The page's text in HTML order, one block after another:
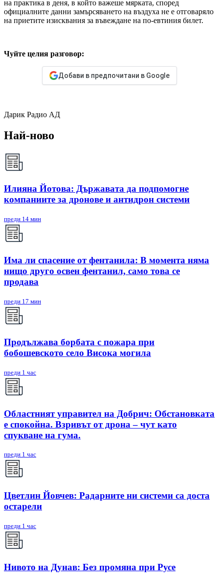
на практика в деня, в който важеше мярката, според
официалните данни замърсяването на въздуха не е отговаряло
на приетите изисквания за въвеждане на по-евтиния билет.
Чуйте целия разговор:
Добави в предпочитани в Google
Дарик Радио АД
Най-ново
Илияна Йотова: Държавата да подпомогне
компаниите за дронове и антидрон системи
преди 14 мин
Има ли спасение от фентанила: В момента няма
нищо друго освен фентанил, само това се
продава
преди 17 мин
Продължава борбата с пожара при
бобошевското село Висока могила
преди 1 час
Областният управител на Добрич: Обстановката
е спокойна. Взривът от дрона – чут като
спукване на гума.
преди 1 час
Цветлин Йовчев: Радарните ни системи са доста
остарели
преди 1 час
Нивото на Дунав: Без промяна при Русе